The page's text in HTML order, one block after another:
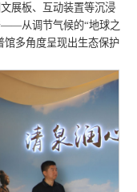
展板、互动装置等沉浸
——从调节气候的“地球之
馆多角度呈现出生态保护